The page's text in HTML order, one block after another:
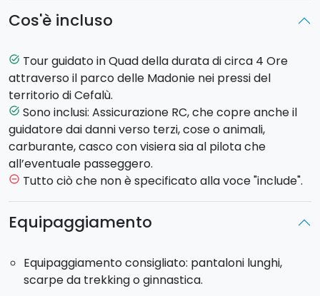
Prima di partire, ci sarà un rapido briefing iniziale,
Quad con una prova su strada, in totale sicurezza.
Durante il tragitto sarete seguiti da 2 guide, in
contatto tra loro tramite interfono, che apriranno e
chiuderanno la fila dei partecipanti.
Lapartenzaè alle 14.00 da Cefalù. Si raggiunge in
Quad il santuario di Gibilmanna su un percorso
asfaltato. Da qui si scende la montagna lungo i
territori madoniti attraverso boschi e sentieri
popolati da animali selvatici. Seconda tappa è
Madonie, celebre per il suo maestoso castello
medievale, e per le animate stradine che lo
Cos'è incluso
task_alt Tour guidato in Quad della durata di circa 4 Ore
attraverso il parco delle Madonie nei pressi del
territorio di Cefalù.
task_alt Sono inclusi: Assicurazione RC, che copre anche il
guidatore dai danni verso terzi, cose o animali,
carburante, casco con visiera sia al pilota che
all’eventuale passeggero.
remove_circle_outline Tutto ciò che non è specificato alla voce "include".
Equipaggiamento
Equipaggiamento consigliato: pantaloni lunghi,
scarpe da trekking o ginnastica.